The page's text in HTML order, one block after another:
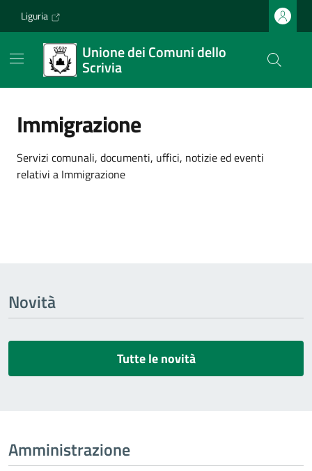
Liguria
Unione dei Comuni dello
Scrivia
Immigrazione
Dettagli dell'argomento
Servizi comunali, documenti, uffici, notizie ed eventi
relativi a Immigrazione
Novità
Tutte le novità
Amministrazione